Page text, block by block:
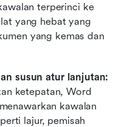
terperinci ke
yang hebat yang
yang kemas dan
susun atur lanjutan:
ketepatan, Word
kawalan
lajur, pemisah